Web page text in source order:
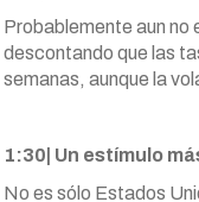
Probablemente aun no
descontando que las
semanas, aunque la
1:30| Un estímulo
No es sólo Estados